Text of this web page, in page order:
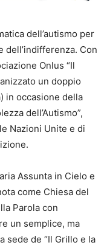
dell’autismo per
dell’indifferenza. Con
Onlus “Il
un doppio
in occasione della
dell’Autismo”,
Nazioni Unite e di
Assunta in Cielo e
come Chiesa del
Parola con
un semplice, ma
sede de “Il Grillo e la